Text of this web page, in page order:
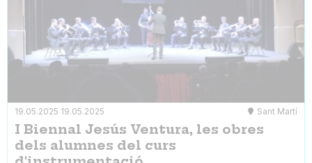
19.05.2025 19.05.2025 Sant Martí
I Biennal Jesús Ventura, les obres
dels alumnes del curs